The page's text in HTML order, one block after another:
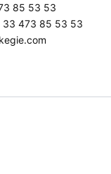
85 53 53
33 473 85 53 53